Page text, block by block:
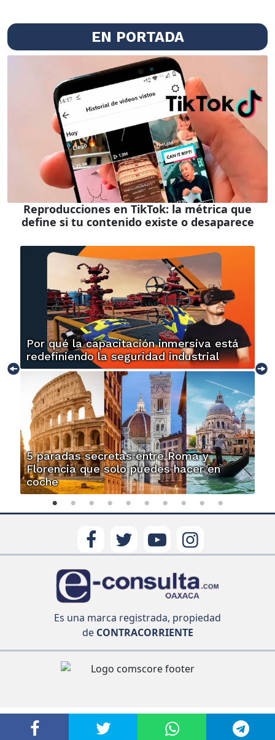
EN PORTADA
Reproducciones en TikTok: la métrica que
define si tu contenido existe o desaparece
Por qué la capacitación inmersiva está
redefiniendo la seguridad industrial
5 paradas secretas entre Roma y
Florencia que solo puedes hacer en
coche
Es una marca registrada, propiedad
deCONTRACORRIENTE